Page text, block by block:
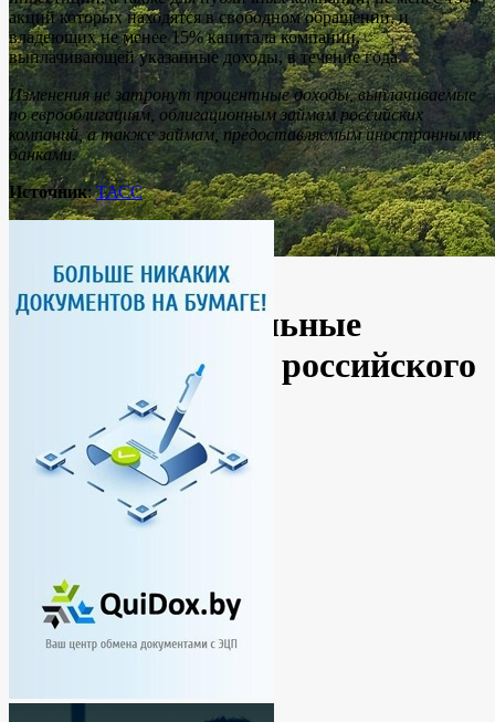
НовостиРоссия
(Не)привлекательные
юрисдикции для российского
бизнеса
Ирина 02.03.2021 No Comments
акций которых находятся в свободном обращении, и
владеющих не менее 15% капитала компании,
выплачивающей указанные доходы, в течение года.
Изменения не затронут процентные доходы, выплачиваемые
по еврооблигациям, облигационным займам российских
компаний, а также займам, предоставляемым иностранными
банками.
Источник:ТАСС